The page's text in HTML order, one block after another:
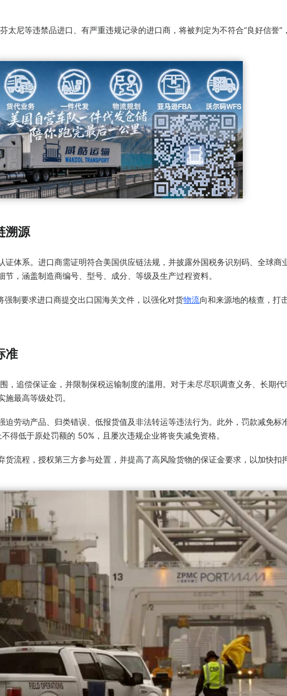
太尼等违禁品进口、有严重违规记录的进口商，将被判定为不符合“良好信誉”
溯源
证体系。进口商需证明符合美国供应链法规，并披露外国税务识别码、全球商
，涵盖制造商编号、型号、成分、等级及生产过程资料。
制要求进口商提交出口国海关文件，以强化对货物流向和来源地的核查，打
准
，追偿保证金，并限制保税运输制度的滥用。对于未尽尽职调查义务、长期代
最高等级处罚。
迫劳动产品、归类错误、低报货值及非法转运等违法行为。此外，罚款减免标
得低于原处罚额的 50%，且屡次违规企业将丧失减免资格。
货流程，授权第三方参与处置，并提高了高风险货物的保证金要求，以加快扣